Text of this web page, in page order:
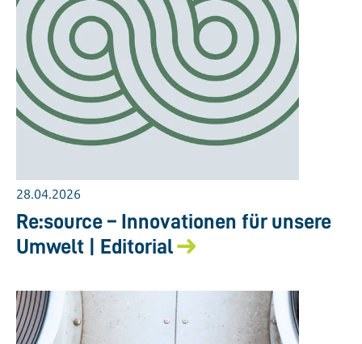
28.04.2026
Re:source – Innovationen für unsere
Umwelt | Editorial